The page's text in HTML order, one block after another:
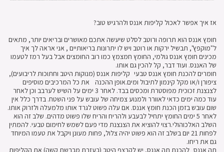
אז איך אפשר לאכול קליפות אננס ולהרגיש טוב?
חומץ אננס הוא תרופה ורוטב לסלט שיעשה אתכם מאושרים ובריאים יותר, מתאים
ל"מוקפץ", תבשיל ירקות או רוטב ויש לו יתרונות בריאותיים , אני אראה לך איך
מכינים חומץ אננס גולמי, החומץ חמצמץ כמו רוב החומצים אבל בעל רמז לטעמו
של האננס. ועוד דבר, קל להכין גם אותו.
חומרים להכנת חומץ אננס טבעי קליפות אננס (מנוקות היטב וחתוכות לריבועים),
ציפורן ו/או מקל קינמון לתיבול ומים.אופן ההכנה את כל המרכיבים מוסיפים
לצנצנת זכוכית מפוסטרת ומכסים בבד. לאחר 3 ימים על השיש לערבב וכן לאחר
עוד כמה ימים כדאי לאוורר ולמנוע צמיחה של עובש על פני השטח. בדרך כלל אין
שום עובש בזמן הכנת חומץ אננס. אם עלה פשוט לגרד אותו מלמעלה ולזרוק אותו.
לאחר 5 ימים החומץ יתחיל לבעבע ולהריח והריח שלו פשוט מדהים. שלב זה הוא
השלב האלכוהולי.רצוי להוציא את הצנצנת מדי פעם לשמש לחימום טבעי. להמתין
לפחות 21 יום בשלב זה הוא פשוט יהיה צלול, פחות מעונן ויקבל את טעמו המיוחד
גם את ריחו.
תה אננס להכנת תה אננס, יש לקרצף היטב (בעזרת מברשת קשה) את הקליפות